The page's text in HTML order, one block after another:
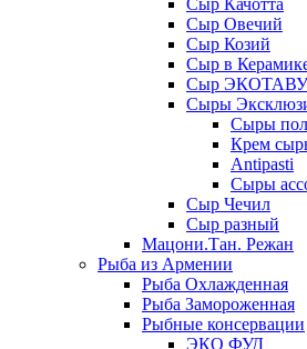
Сыр Качотта
Сыр Овечий
Сыр Козий
Сыр в
Сыр
Сыры
Сыры
Крем
Antipasti
Сыры
Сыр Чечил
Сыр разный
Мацони.Тан. Режан
Рыба из Армении
Рыба Охлажденная
Рыба Замороженная
Рыбные консервации
ЭКО ФУД